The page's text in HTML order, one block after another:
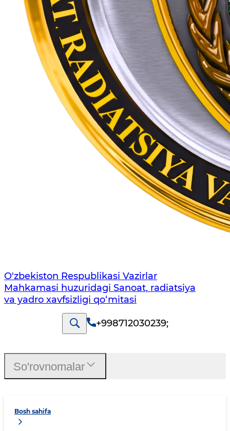
O'zbekiston Respublikasi Vazirlar
Mahkamasi huzuridagi Sanoat, radiatsiya
va yadro xavfsizligi qo‘mitasi
+998712030239;
Bosh sahifa
So'rovnomalar